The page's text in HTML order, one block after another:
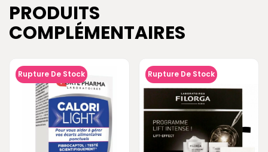
PRODUITS
COMPLÉMENTAIRES
Rupture De Stock Rupture De Stock